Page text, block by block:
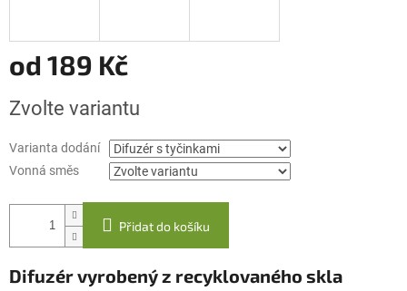
od 189 Kč
cena:
Zvolte variantu
Varianta dodání
Vonná směs
Přidat do košíku
Difuzér vyrobený z recyklovaného skla